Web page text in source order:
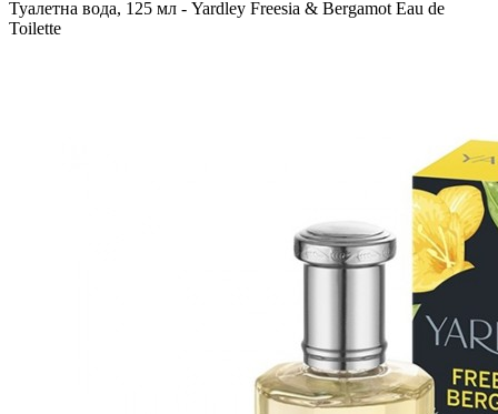
Туалетна вода, 125 мл - Yardley Freesia & Bergamot Eau de
Toilette